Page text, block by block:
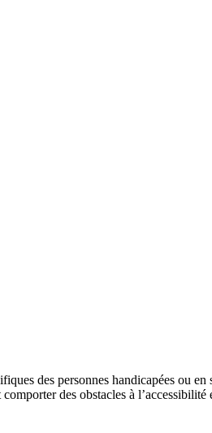
des personnes handicapées ou
des obstacles à